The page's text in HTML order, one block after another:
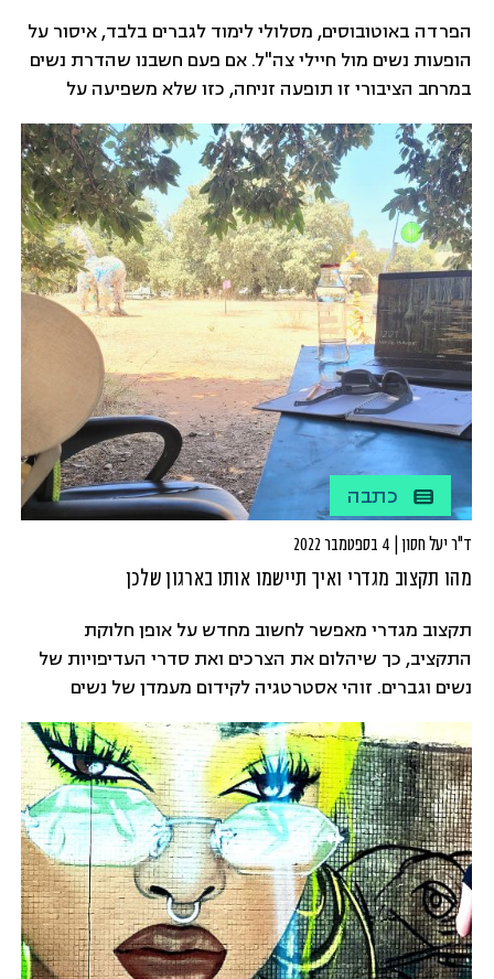
הפרדה באוטובוסים, מסלולי לימוד לגברים בלבד, איסור על
הופעות נשים מול חיילי צה"ל. אם פעם חשבנו שהדרת נשים
במרחב הציבורי זו תופעה זניחה, כזו שלא משפיעה על
החיים שלנו - היום כבר אי אפשר להתעלם מהדרת נשים
בישראל. בכל מגזר, בכל עיר ובכל שכונה - הדרת הנשים
מחלחלת לכל חלקי החברה הישראלית. איך זה קרה?
כתבה
ד"ר יעל חסון | 4 בספטמבר 2022
מהו תקצוב מגדרי ואיך תיישמו אותו בארגון שלכן
תקצוב מגדרי מאפשר לחשוב מחדש על אופן חלוקת
התקציב, כך שיהלום את הצרכים ואת סדרי העדיפויות של
נשים וגברים. זוהי אסטרטגיה לקידום מעמדן של נשים
ולצמצום אי השוויון המגדרי בחברה, המתמקדת בעבודת
ניתוח ומעקב אחר תהליכי תקצוב מנקדות מבט מגדרית.